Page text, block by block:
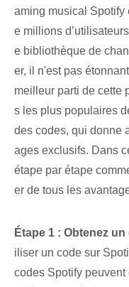
aming musical Spotify
e millions
e bibliothèque de
er, il n'est pas
meilleur parti de cette
s les plus populaires
des codes, qui donne
ages exclusifs. Dans
étape par étape
er de tous les
Étape 1 : Obtenez
iliser un code sur
codes Spotify